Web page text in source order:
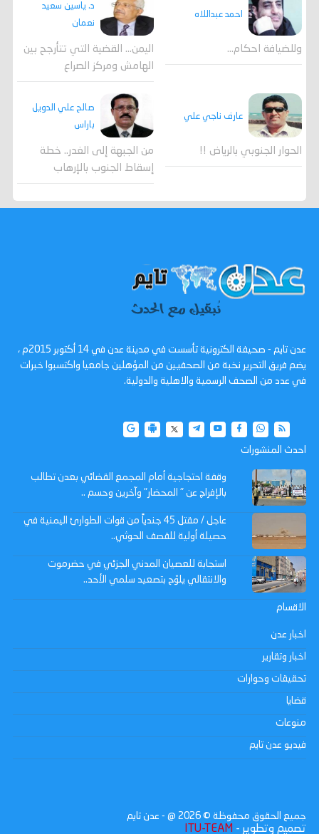
احمد عبداللاه
وللضيافة احكام…
د. ياسين سعيد
نعمان
اليمن… القضية التي تتأرجح بين
الهامش ومركز الصراع
عارف ناجي علي
الحوار الجنوبي بالرياض !!
صالح علي الدويل
باراس
من الجبهة إلى الغدر.. خطة
إسقاط الجنوب بالإرهاب
عدن تايم - صحيفة الكترونية تأسست في مدينة عدن في 14 أكتوبر 2015م ،
يضم فريق التحرير نخبة من الصحفيين من المؤهلين جامعيا واكتسبوا خبرات
في عدد من الصحف الرسمية والاهلية والدولية.
احدث المنشورات
وقفة احتجاجية أمام المجمع القضائي بعدن تطالب
بالإفراج عن " المحضار" وآخرين وحسم ..
عاجل / مقتل 45 جندياً من قوات الطوارئ اليمنية في
حصيلة أولية للقصف الحوثي..
استجابة للعصيان المدني الجزئي في حضرموت
والانتقالي يلوّح بتصعيد سلمي الأحد..
الاقسام
اخبار عدن
اخبار وتقارير
تحقيقات وحوارات
قضايا
منوعات
فيديو عدن تايم
جميع الحقوق محفوظة © 2026 @ - عدن تايم
تصميم وتطوير - ITU-TEAM